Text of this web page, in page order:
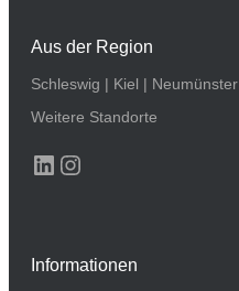
Aus der Region
Schleswig | Kiel | Neumünster
Weitere Standorte
LinkedIn
Instagram
Informationen